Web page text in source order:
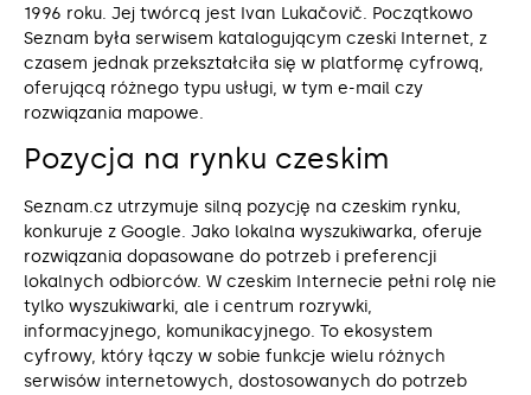
1996 roku. Jej twórcą jest Ivan Lukačovič. Początkowo
Seznam była serwisem katalogującym czeski Internet, z
czasem jednak przekształciła się w platformę cyfrową,
oferującą różnego typu usługi, w tym e-mail czy
rozwiązania mapowe.
Pozycja na rynku czeskim
Seznam.cz utrzymuje silną pozycję na czeskim rynku,
konkuruje z Google. Jako lokalna wyszukiwarka, oferuje
rozwiązania dopasowane do potrzeb i preferencji
lokalnych odbiorców. W czeskim Internecie pełni rolę nie
tylko wyszukiwarki, ale i centrum rozrywki,
informacyjnego, komunikacyjnego. To ekosystem
cyfrowy, który łączy w sobie funkcje wielu różnych
serwisów internetowych, dostosowanych do potrzeb